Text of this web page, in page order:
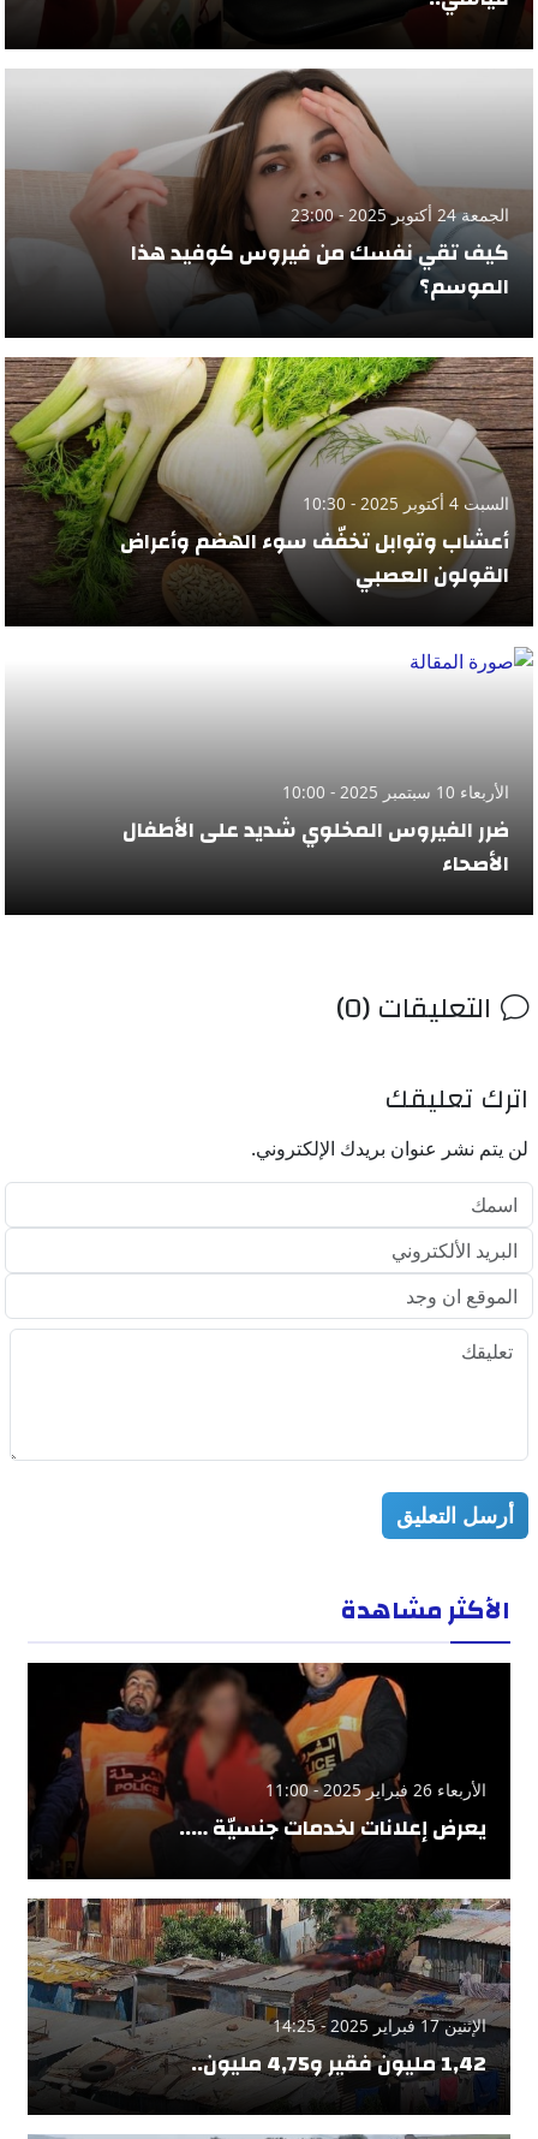
الجمعة 24 أكتوبر 2025 - 23:00
كيف تقي نفسك من فيروس كوفيد هذا
الموسم؟
السبت 4 أكتوبر 2025 - 10:30
أعشاب وتوابل تخفّف سوء الهضم وأعراض
القولون العصبي
الأربعاء 10 سبتمبر 2025 - 10:00
ضرر الفيروس المخلوي شديد على الأطفال
الأصحاء
التعليقات (0)
اترك تعليقك
لن يتم نشر عنوان بريدك الإلكتروني.
أرسل التعليق
الأكثر مشاهدة
الأربعاء 26 فبراير 2025 - 11:00
يعرض إعلانات لخدمات جنسيّة …..
الإثنين 17 فبراير 2025 - 14:25
1,42 مليون فقير و4,75 مليون..